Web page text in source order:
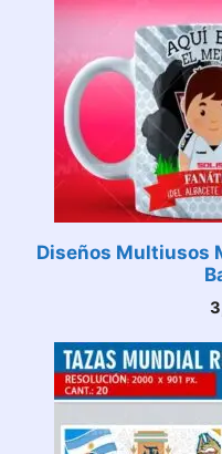
Diseños Multiusos